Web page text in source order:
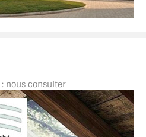
: nous consulter